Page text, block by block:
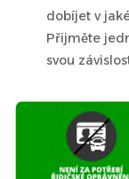
dobíjet v
Přijměte
svou